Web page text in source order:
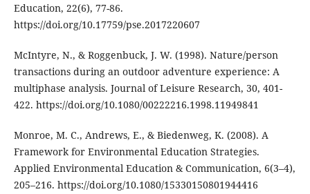
Education, 22(6), 77-86.
https://doi.org/10.17759/pse.2017220607
McIntyre, N., & Roggenbuck, J. W. (1998). Nature/person
transactions during an outdoor adventure experience: A
multiphase analysis. Journal of Leisure Research, 30, 401-
422. https://doi.org/10.1080/00222216.1998.11949841
Monroe, M. C., Andrews, E., & Biedenweg, K. (2008). A
Framework for Environmental Education Strategies.
Applied Environmental Education & Communication, 6(3–4),
205–216. https://doi.org/10.1080/15330150801944416